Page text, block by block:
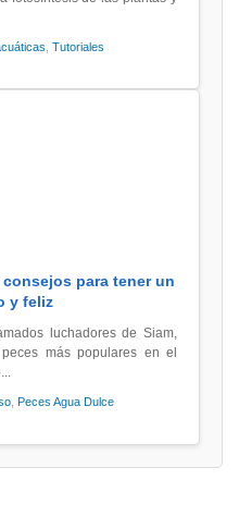
Tutoriales
para tener un
y feliz
luchadores de Siam,
más populares en el
, Peces Agua Dulce